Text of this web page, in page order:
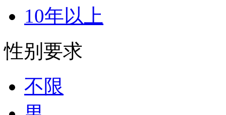
10年以上
性别要求
不限